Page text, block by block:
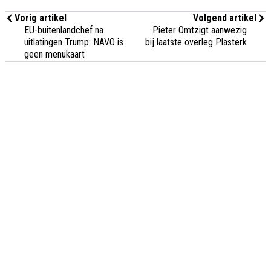
Vorig artikel
EU-buitenlandchef na
uitlatingen Trump: NAVO is
geen menukaart
Volgend artikel
Pieter Omtzigt aanwezig
bij laatste overleg Plasterk